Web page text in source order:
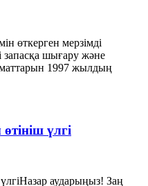
өткерген мерзiмдi
запасқа шығару және
1997 жылдың
үлгі
аударыңыз! Заң